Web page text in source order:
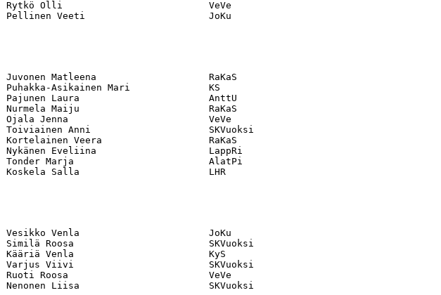
186743   Rytkö Olli                          VeVe
87851   Juvonen Matleena                    RaKaS
88566   Puhakka-Asikainen Mari              KS
500388   Pajunen Laura                       AnttU
43335   Nurmela Maiju                       RaKaS
183008   Ojala Jenna                         VeVe
Toiviainen Anni                     SKVuoksi
500008   Kortelainen Veera                   RaKaS
180524   Nykänen Eveliina                    LappRi
216610   Tonder Marja                        AlatPi
159423   Vesikko Venla                       JoKu
Similä Roosa                        SKVuoksi
183506   Kääriä Venla                        KyS
65867   Varjus Viivi                        SKVuoksi
159571   Ruoti Roosa                         VeVe